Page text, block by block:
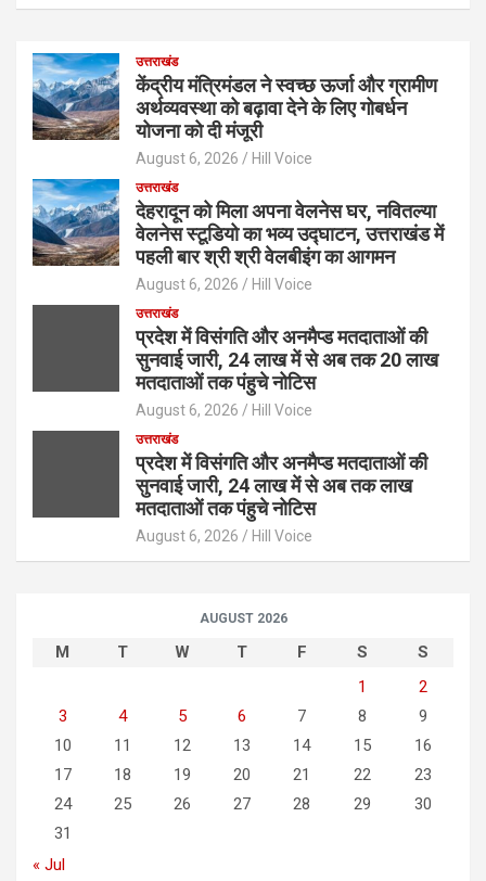
उत्तराखंड
केंद्रीय मंत्रिमंडल ने स्वच्छ ऊर्जा और ग्रामीण
अर्थव्यवस्था को बढ़ावा देने के लिए गोबर्धन
योजना को दी मंजूरी
August 6, 2026 Hill Voice
उत्तराखंड
देहरादून को मिला अपना वेलनेस घर, नवितल्या
वेलनेस स्टूडियो का भव्य उद्घाटन, उत्तराखंड में
पहली बार श्री श्री वेलबीइंग का आगमन
August 6, 2026 Hill Voice
उत्तराखंड
प्रदेश में विसंगति और अनमैप्ड मतदाताओं की
सुनवाई जारी, 24 लाख में से अब तक 20 लाख
मतदाताओं तक पंहुचे नोटिस
August 6, 2026 Hill Voice
उत्तराखंड
प्रदेश में विसंगति और अनमैप्ड मतदाताओं की
सुनवाई जारी, 24 लाख में से अब तक लाख
मतदाताओं तक पंहुचे नोटिस
August 6, 2026 Hill Voice
AUGUST 2026
M T W T F S
S
1
2
3
4 5 6 7 8
9
10
11 12 13 14 15
16
17
18 19 20 21 22
23
24
25 26 27 28 29
30
31
« Jul